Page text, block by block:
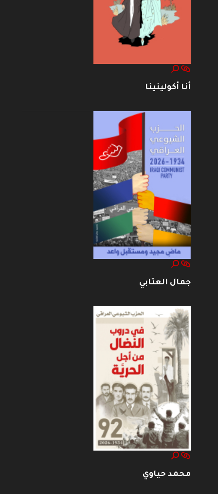
أنا أكولينينا
جمال العتابي
محمد حياوي